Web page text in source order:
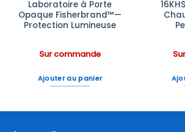
Laboratoire à Porte
Opaque Fisherbrand™—
Protection Lumineuse
Sur commande
Ajouter au panier